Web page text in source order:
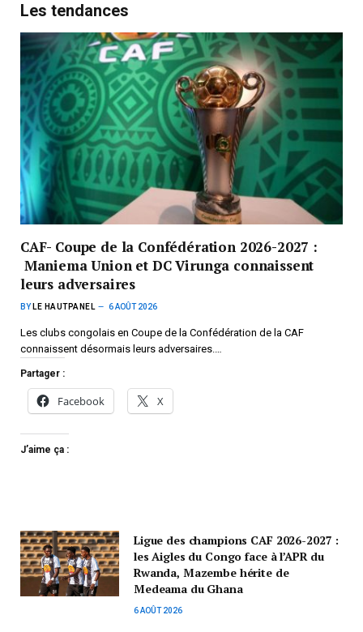
Les tendances
CAF- Coupe de la Confédération 2026-2027 :
Maniema Union et DC Virunga connaissent
leurs adversaires
BY LE HAUTPANEL 6 AOÛT 2026
Les clubs congolais en Coupe de la Confédération de la CAF
connaissent désormais leurs adversaires.…
Partager :
Facebook X
J’aime ça :
Ligue des champions CAF 2026-2027 :
les Aigles du Congo face à l’APR du
Rwanda, Mazembe hérite de
Medeama du Ghana
6 AOÛT 2026